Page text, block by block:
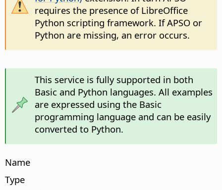
requires the presence of LibreOffice
Python scripting framework. If APSO or
Python are missing, an error occurs.
This service is fully supported in both
Basic and Python languages. All examples
are expressed using the Basic
programming language and can be easily
converted to Python.
Name
Type